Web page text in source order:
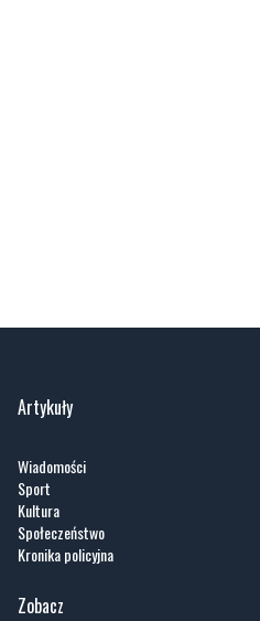
Artykuły
Wiadomości
Sport
Kultura
Społeczeństwo
Kronika policyjna
Zobacz